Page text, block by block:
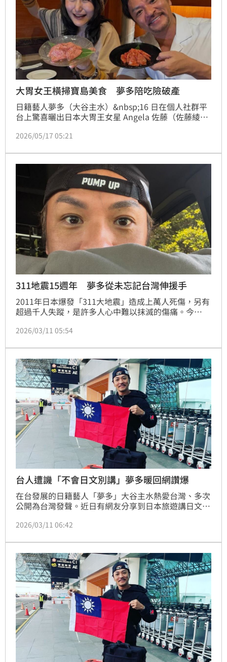
大胃女王橫掃寶島美食 夢多陪吃險破產
日籍藝人夢多（大谷主水）&nbsp;16 日在個人社群平
台上驚喜曬出日本大胃王女星 Angela 佐藤（佐藤綾
食自由行，熱愛台灣料理的她展現了驚人的食量。身為
位大胃女王的食量後，忍不住開笑喊，幸好有在地店家
的友情相挺，才讓他這一次免於破產的命運。
2026/05/17 05:21
311地震15週年 夢多從未忘記台灣伸援手
2011年日本爆發「311大地震」造成上萬人死傷，另有
超過千人失蹤，是許多人心中難以抹滅的傷痛。今
多（大谷主水），稍早透過社群平台發聲，感謝台灣人
2026/03/11 05:54
台人遭譏「不會日文別講」夢多暖回網讚爆
在台發展的日籍藝人「夢多」大谷主水熱愛台灣、多次
公開為台灣發聲。近日有網友分享到日本旅遊講日文因
暖心回應一句話，吸引網友大讚是暖男。
2026/03/11 06:42